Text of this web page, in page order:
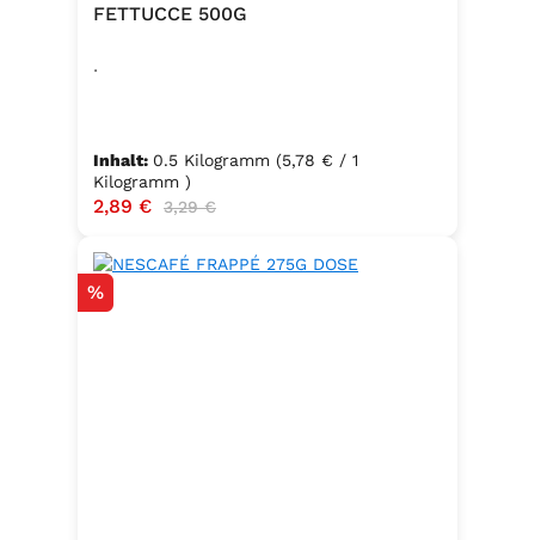
FETTUCCE 500G
.
Inhalt: 0.5 Kilogramm (5,78 € / 1
Kilogramm )
Verkaufspreis:
2,89 € Regulärer Preis:
3,29 €
Rabatt
%